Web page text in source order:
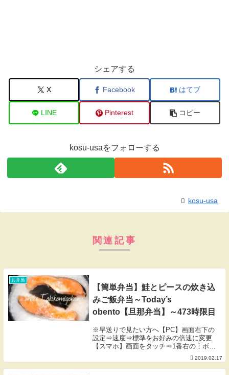
シェアする
X Facebook はてブ
LINE Pinterest コピー
kosu-usaをフォローする
kosu-usa
関連記事
お弁当
【簡単弁当】鮭とピースの炊き込
みご飯弁当～Today’s
obento【旦那弁当】～473時限目
※早送りで見たい方へ【PC】画面右下の
設定⇒速度⇒標準をお好みの倍速に変更
【スマホ】画面をタッチ⇒1番右の︙ボタ
ンをタッチ⇒再生速度こんにちは、にぎり
っ娘。です！今日は鮭の炊き込みご飯に、
今が旬のグリーンピースを混ぜ込んだ炊き
2019.02.17